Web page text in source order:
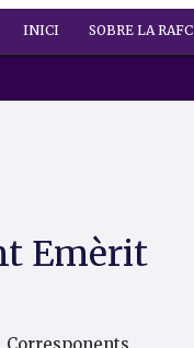
INICI SOBRE LA RAFC
Emèrit
Corresponents